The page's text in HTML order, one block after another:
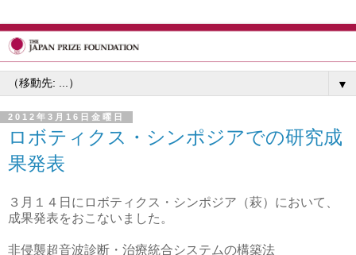
▼
2012年3月16日金曜日
ロボティクス・シンポジアでの研究成
果発表
３月１４日にロボティクス・シンポジア（萩）において、
成果発表をおこないました。
非侵襲超音波診断・治療統合システムの構築法